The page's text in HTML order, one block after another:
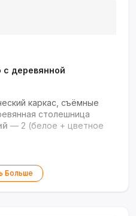
с деревянной
каркас, съёмные
столешница
— 2 (белое + цветное
ножки,
Больше